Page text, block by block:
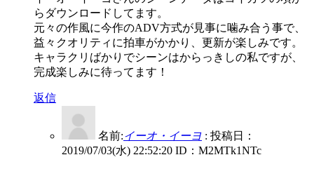
らダウンロードしてます。
元々の作風に今作のADV方式が見事に噛み合う事で、
益々クオリティに拍車がかかり、更新が楽しみです。
キャラクリばかりでシーンはからっきしの私ですが、
完成楽しみに待ってます！
返信
名前:イーオ・イーヨ : 投稿日：
2019/07/03(水) 22:52:20 ID：M2MTk1NTc